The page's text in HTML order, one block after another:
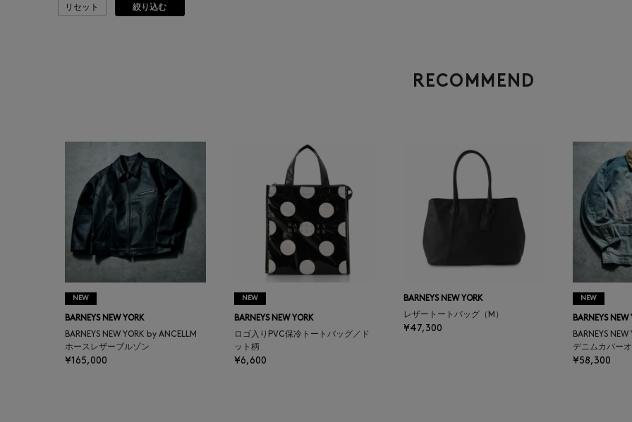
AURALEE
BALENCIAGA
BARBA
BARNEYS NEW YORK
BASERANGE
BE.ABLE
リセット 絞り込む
RECOMMEND
NEW
BARNEYS NEW YORK
BARNEYS NEW YORK by ANCELLM
ホースレザーブルゾン
¥165,000
NEW
BARNEYS NEW YORK
ロゴ入りPVC保冷トートバッグ／ド
ット柄
¥6,600
BARNEYS NEW YORK
レザートートバッグ（M）
¥47,300
NEW
BARNEYS NEW
BARNEYS
デニムカバー
¥58,300